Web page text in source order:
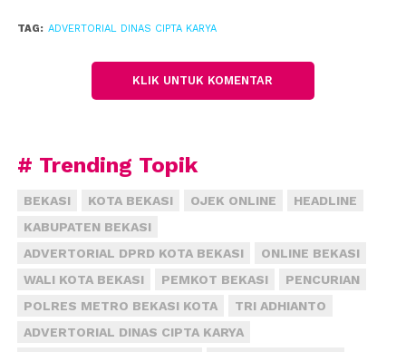
pelayanan puskesmas, maka diperlukan gedung
yang representatif. Puskesmas ini ditujukan sebagai
upaya pencegahan dan promosi kesehatan,” jelasnya.
Augusta Danny Indrayana, mengungkapkan bahwa
itu, tiga puskesmas lainnya di Kabupaten Bekasi juga
akan direhabilitasi pada tahun ini.
“Tiga puskesmas yang akan dilakukan perbaikan
TAG: ADVERTORIAL DINAS CIPTA KARYA
KLIK UNTUK KOMENTAR
# Trending Topik
BEKASI KOTA BEKASI OJEK ONLINE
HEADLINE
KABUPATEN BEKASI
ADVERTORIAL DPRD KOTA BEKASI
ONLINE BEKASI
WALI KOTA BEKASI
PEMKOT BEKASI
PENCURIAN
POLRES METRO BEKASI KOTA
TRI ADHIANTO
ADVERTORIAL DINAS CIPTA KARYA